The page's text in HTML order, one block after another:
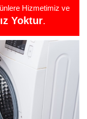
Hizmetimiz ve
Yoktur.